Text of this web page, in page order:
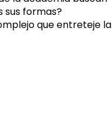
sus formas?
que entreteje la